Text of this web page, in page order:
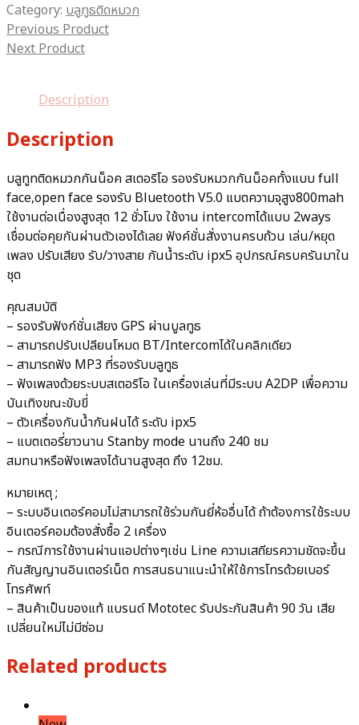
Category: บลูทูธติดหมวก
Previous Product
Next Product
Description
Description
บลูทูทติดหมวกกันน็อค สเตอริโอ รองรับหมวกกันน็อคทั้งแบบ full
face,open face รองรับ Bluetooth V5.0 แบตความจุสูง800mah
ใช้งานต่อเนื่องสูงสุด 12 ชั่วโมง ใช้งาน intercomได้แบบ 2ways
เชื่อมต่อคุยกันผ่านตัวเองได้เลย ฟังค์ชั่นสั่งงานครบถ้วน เล่น/หยุด
เพลง ปรับเสียง รับ/วางสาย กันน้ำระดับ ipx5 อุปกรณ์ครบครันมาใน
ชุด
คุณสมบัติ
– รองรับฟังก์ชั่นเสียง GPS ผ่านบูลทูธ
– สามารถปรับเปลียนโหมด BT/Intercomได้ในคลิกเดียว
– สามารถฟัง MP3 ที่รองรับบลูทูธ
– ฟังเพลงด้วยระบบสเตอริโอ ในเครื่องเล่นที่มีระบบ A2DP เพื่อความ
บันเทิงขณะขับขี่
– ตัวเครื่องกันน้ำกันฝนได้ ระดับ ipx5
– แบตเตอรี่ยาวนาน Stanby mode นานถึง 240 ชม
สมทนาหรือฟังเพลงได้นานสูงสุด ถึง 12ชม.
หมายเหตุ ;
– ระบบอินเตอร์คอมไม่สามารถใช้ร่วมกันยี่ห้ออื่นได้ ถ้าต้องการใช้ระบบ
อินเตอร์คอมต้องสั่งซื้อ 2 เครื่อง
– กรณีการใช้งานผ่านแอปต่างๆเช่น Line ความเสถียรความชัดจะขึ้น
กันสัญญานอินเตอร์เน็ต การสนธนาแนะนำให้ใช้การโทรด้วยเบอร์
โทรศัพท์
– สินค้าเป็นของแท้ แบรนด์ Mototec รับประกันสินค้า 90 วัน เสีย
เปลี่ยนใหม่ไม่มีซ่อม
Related products